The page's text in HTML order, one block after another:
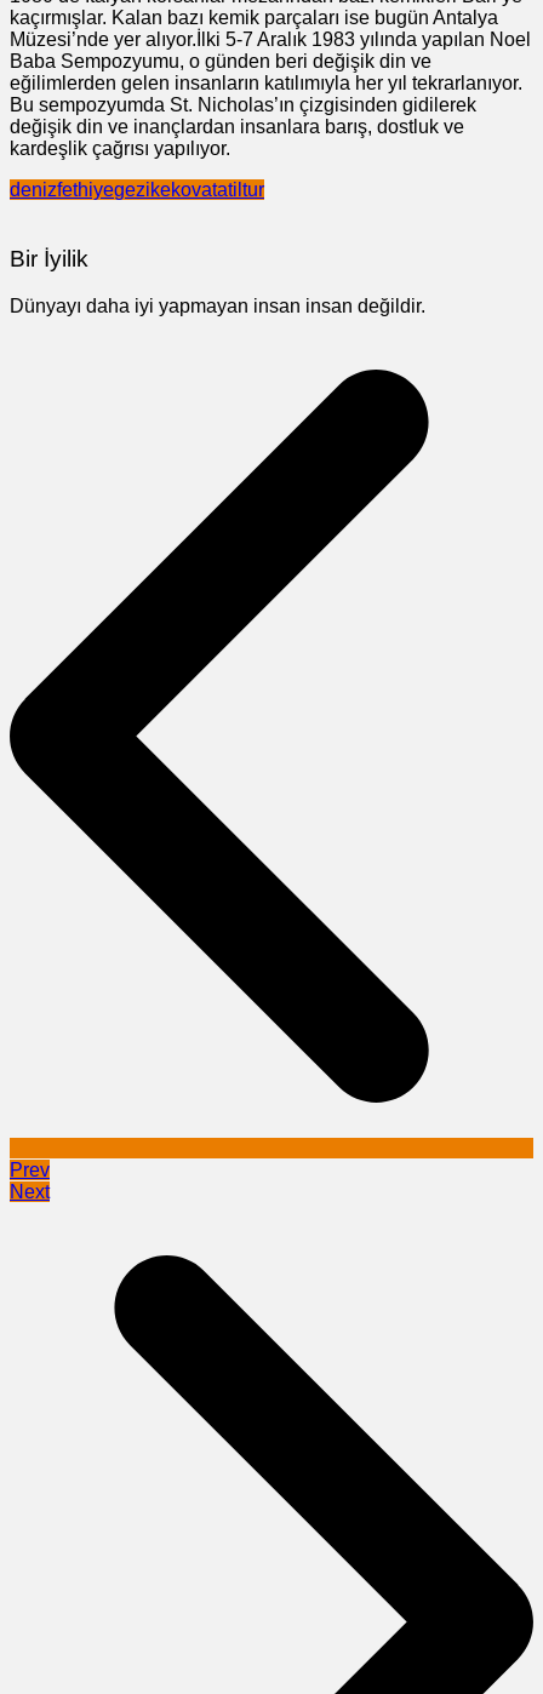
kaçırmışlar. Kalan bazı kemik parçaları ise bugün Antalya
Müzesi’nde yer alıyor.İlki 5-7 Aralık 1983 yılında yapılan Noel
Baba Sempozyumu, o günden beri değişik din ve
eğilimlerden gelen insanların katılımıyla her yıl tekrarlanıyor.
Bu sempozyumda St. Nicholas’ın çizgisinden gidilerek
değişik din ve inançlardan insanlara barış, dostluk ve
kardeşlik çağrısı yapılıyor.
denizfethiyegezikekovatatil tur
Bir İyilik
Dünyayı daha iyi yapmayan insan insan değildir.
Prev
Next